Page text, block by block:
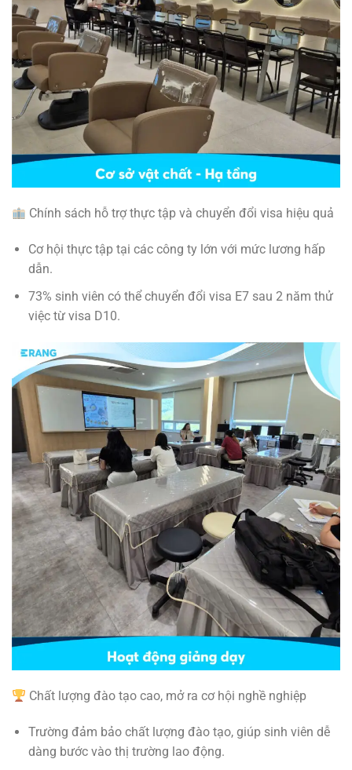
Chính sách hỗ trợ thực tập và chuyển đổi visa hiệu quả
Cơ hội thực tập tại các công ty lớn với mức lương hấp
dẫn.
73% sinh viên có thể chuyển đổi visa E7 sau 2 năm thử
việc từ visa D10.
Chất lượng đào tạo cao, mở ra cơ hội nghề nghiệp
Trường đảm bảo chất lượng đào tạo, giúp sinh viên dễ
dàng bước vào thị trường lao động.